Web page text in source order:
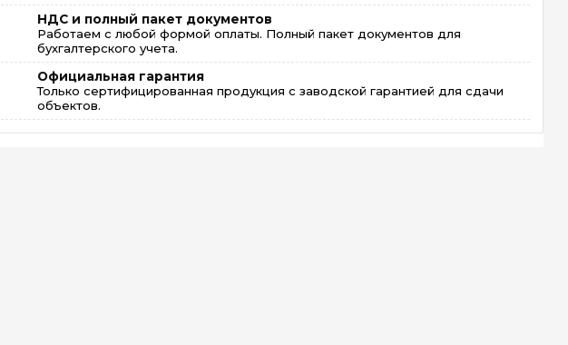
НДС и полный пакет документов
Работаем с любой формой оплаты. Полный пакет документов для
бухгалтерского учета.
Официальная гарантия
Только сертифицированная продукция с заводской гарантией для сдачи
объектов.